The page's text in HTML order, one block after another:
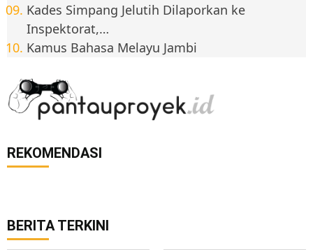
Kades Simpang Jelutih Dilaporkan ke
Inspektorat,…
Kamus Bahasa Melayu Jambi
REKOMENDASI
BERITA TERKINI